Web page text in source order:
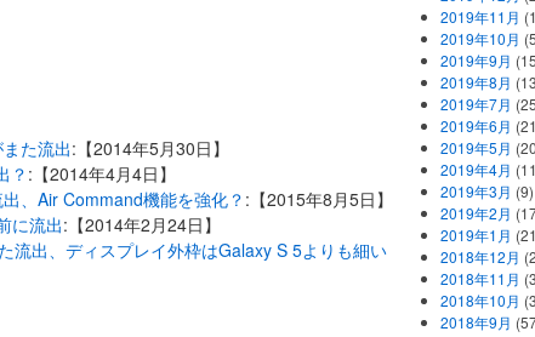
た流出:【2014年5月30日】
？:【2014年4月4日】
、Air Command機能を強化？ :【2015年8月5日】
に流出:【2014年2月24日】
流出、ディスプレイ外枠はGalaxy S 5よりも細い
2019年11月
2019年10月
2019年9月
2019年8月
2019年7月
2019年6月
2019年5月
2019年4月
2019年3月 (9)
2019年2月
2019年1月
2018年12月
2018年11月
2018年10月
2018年9月